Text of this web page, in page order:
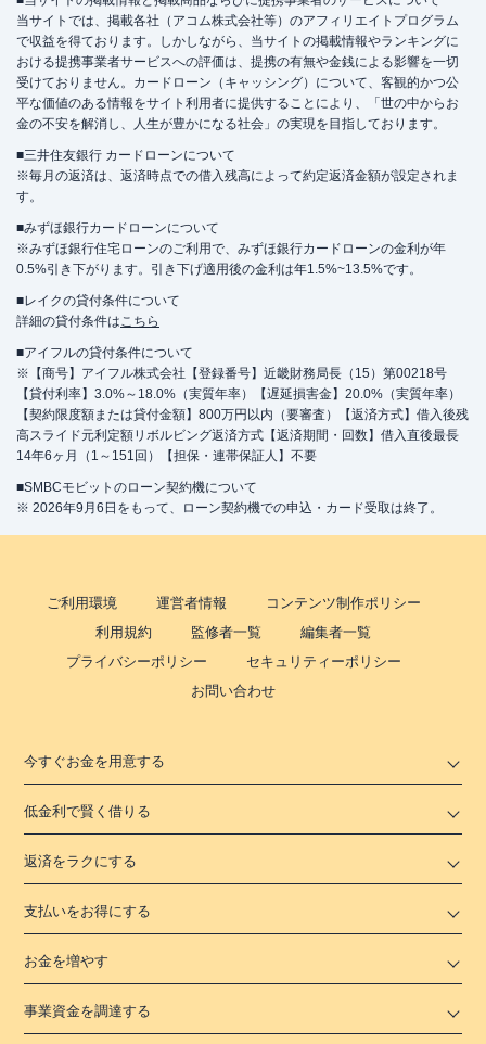
当サイトでは、掲載各社（アコム株式会社等）のアフィリエイトプログラム
で収益を得ております。しかしながら、当サイトの掲載情報やランキングに
おける提携事業者サービスへの評価は、提携の有無や金銭による影響を一切
受けておりません。カードローン（キャッシング）について、客観的かつ公
平な価値のある情報をサイト利用者に提供することにより、「世の中からお
金の不安を解消し、人生が豊かになる社会」の実現を目指しております。
■三井住友銀行 カードローンについて
※毎月の返済は、返済時点での借入残高によって約定返済金額が設定されま
す。
■みずほ銀行カードローンについて
※みずほ銀行住宅ローンのご利用で、みずほ銀行カードローンの金利が年
0.5%引き下がります。引き下げ適用後の金利は年1.5%~13.5%です。
■レイクの貸付条件について
詳細の貸付条件はこちら
■アイフルの貸付条件について
※【商号】アイフル株式会社【登録番号】近畿財務局長（15）第00218号
【貸付利率】3.0%～18.0%（実質年率）【遅延損害金】20.0%（実質年率）
【契約限度額または貸付金額】800万円以内（要審査）【返済方式】借入後残
高スライド元利定額リボルビング返済方式【返済期間・回数】借入直後最長
14年6ヶ月（1～151回）【担保・連帯保証人】不要
■SMBCモビットのローン契約機について
※ 2026年9月6日をもって、ローン契約機での申込・カード受取は終了。
ご利用環境 運営者情報
コンテンツ制作ポリシー
利用規約
監修者一覧
編集者一覧
プライバシーポリシー
セキュリティーポリシー
お問い合わせ
今すぐお金を用意する
低金利で賢く借りる
返済をラクにする
支払いをお得にする
お金を増やす
事業資金を調達する